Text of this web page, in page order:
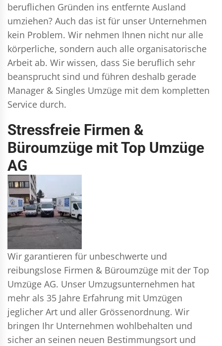
beruflichen Gründen ins entfernte Ausland
umziehen? Auch das ist für unser Unternehmen
kein Problem. Wir nehmen Ihnen nicht nur alle
körperliche, sondern auch alle organisatorische
Arbeit ab. Wir wissen, dass Sie beruflich sehr
beansprucht sind und führen deshalb gerade
Manager & Singles Umzüge mit dem kompletten
Service durch.
Stressfreie Firmen &
Büroumzüge mit Top Umzüge
AG
Wir garantieren für unbeschwerte und
reibungslose Firmen & Büroumzüge mit der Top
Umzüge AG. Unser Umzugsunternehmen hat
mehr als 35 Jahre Erfahrung mit Umzügen
jeglicher Art und aller Grössenordnung. Wir
bringen Ihr Unternehmen wohlbehalten und
sicher an seinen neuen Bestimmungsort und